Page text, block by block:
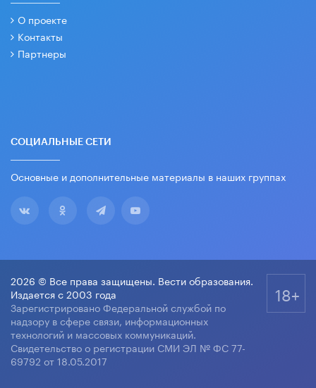
О проекте
Контакты
Партнеры
СОЦИАЛЬНЫЕ СЕТИ
Основные и дополнительные материалы в наших группах
2026 © Все права защищены. Вести образования.
Издается с 2003 года
Зарегистрировано Федеральной службой по
надзору в сфере связи, информационных
технологий и массовых коммуникаций.
Свидетельство о регистрации СМИ ЭЛ № ФС 77-
69792 от 18.05.2017
18+